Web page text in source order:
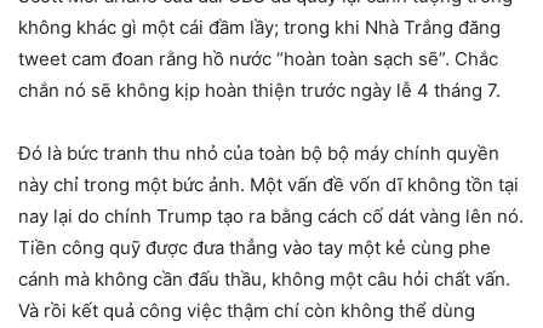
không khác gì một cái đầm lầy; trong khi Nhà Trắng đăng
tweet cam đoan rằng hồ nước “hoàn toàn sạch sẽ”. Chắc
chắn nó sẽ không kịp hoàn thiện trước ngày lễ 4 tháng 7.
Đó là bức tranh thu nhỏ của toàn bộ bộ máy chính quyền
này chỉ trong một bức ảnh. Một vấn đề vốn dĩ không tồn tại
nay lại do chính Trump tạo ra bằng cách cố dát vàng lên nó.
Tiền công quỹ được đưa thẳng vào tay một kẻ cùng phe
cánh mà không cần đấu thầu, không một câu hỏi chất vấn.
Và rồi kết quả công việc thậm chí còn không thể dùng